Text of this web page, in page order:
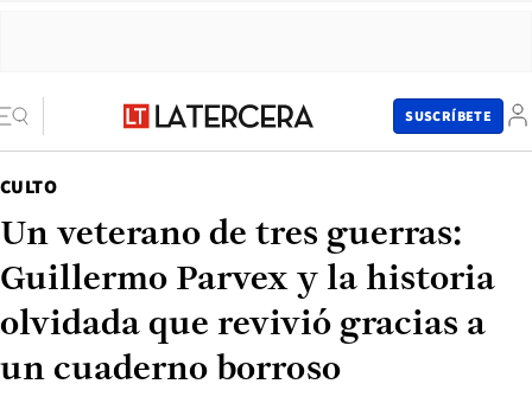
SUSCRÍBETE
CULTO
Un veterano de tres guerras:
Guillermo Parvex y la historia
olvidada que revivió gracias a
un cuaderno borroso